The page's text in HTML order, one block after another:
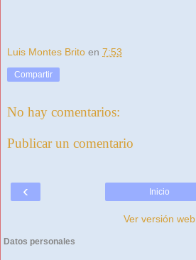
Luis Montes Brito en 7:53
Compartir
No hay comentarios:
Publicar un comentario
‹ Inicio
Ver versión web
Datos personales